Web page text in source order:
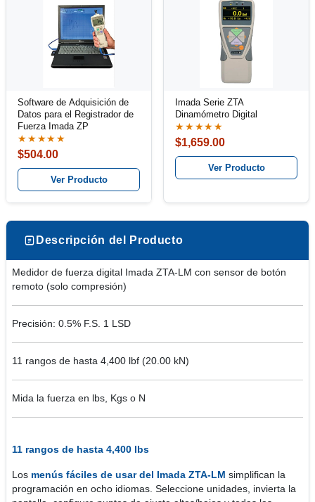
Software de Adquisición de
Datos para el Registrador de
Fuerza Imada ZP
★★★★★
$504.00
Ver Producto
Imada Serie ZTA
Dinamómetro Digital
★★★★★
$1,659.00
Ver Producto
Descripción del Producto
Medidor de fuerza digital Imada ZTA-LM con sensor de botón
remoto (solo compresión)
Precisión: 0.5% F.S. 1 LSD
11 rangos de hasta 4,400 lbf (20.00 kN)
Mida la fuerza en lbs, Kgs o N
11 rangos de hasta 4,400 lbs
Los menús fáciles de usar del Imada ZTA-LM simplifican la
programación en ocho idiomas. Seleccione unidades, invierta la